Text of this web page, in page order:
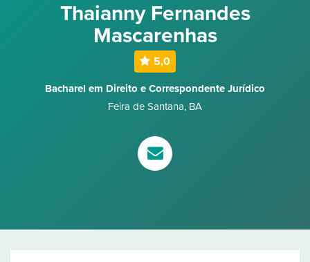
Thaianny Fernandes
Mascarenhas
5,0
Bacharel em Direito e Correspondente Jurídico
Feira de Santana, BA